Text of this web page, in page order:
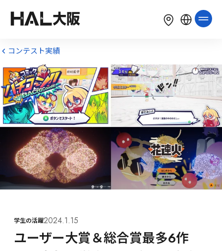
LANGUAGE
English
한국어 Tiếng Việt Bahasa Indonesia
コンテスト実績
学生の活躍2024.1.15
ユーザー大賞＆総合賞最多6作